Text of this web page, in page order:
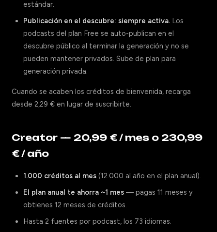
estándar.
Publicación en el descubre: siempre activa. Los
podcasts del plan Free se auto-publican en el
descubre público al terminar la generación y no se
pueden mantener privados. Sube de plan para
generación privada.
Cuando se acaben los créditos de bienvenida, recarga
desde 2,29 € en lugar de suscribirte.
Creator — 20,99 € / mes o 230,99
€ / año
1.000 créditos al mes (12.000 al año en el plan anual).
El plan anual te ahorra ~1 mes — pagas 11 meses y
obtienes 12 meses de créditos.
Hasta 2 fuentes por podcast, los 73 idiomas.